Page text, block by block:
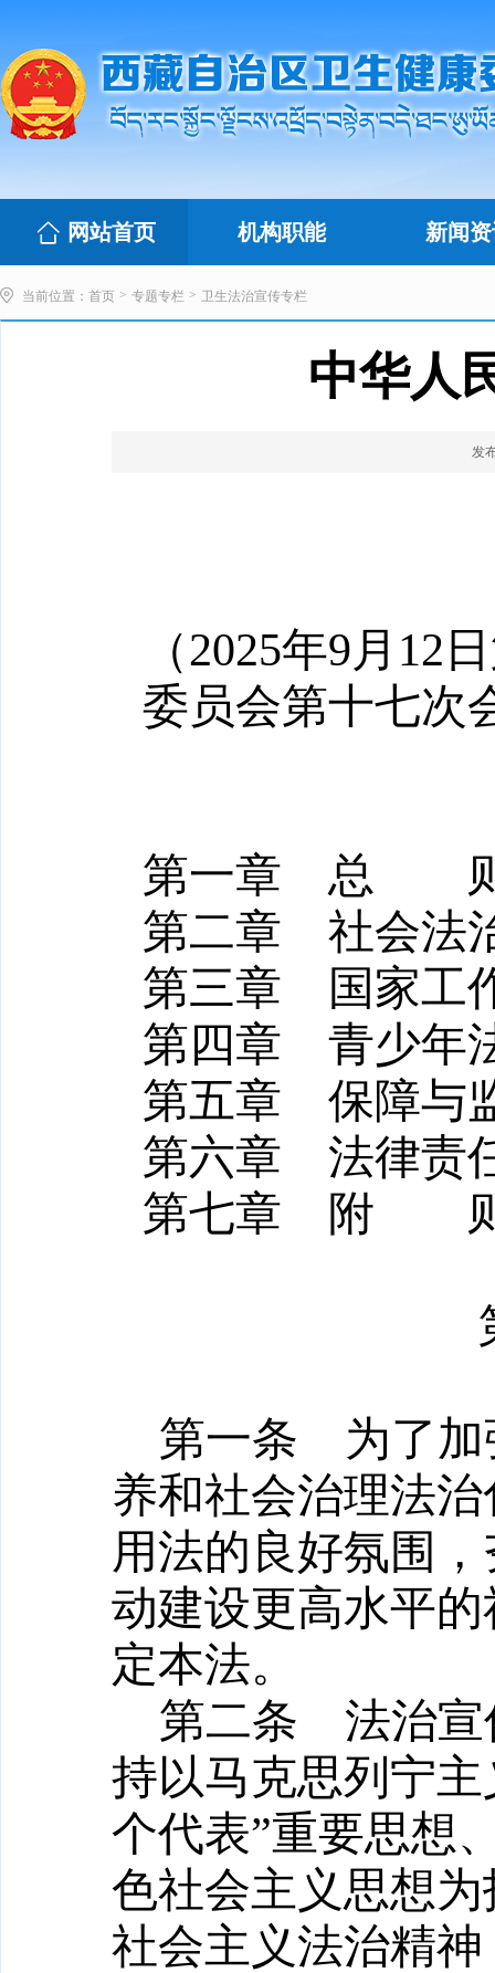
网站首页 机构职能 新闻
当前位置： 首页 > 专题专栏 > 卫生法治宣传专栏
中华人
发
（2025年9月 12
委员会第十七次
第一章 总
第二章 社会法
第三章 国家工
第四章 青少年
第五章 保障与
第六章 法律责
第七章 附
第一条 为了加
养和社会治理法
用法的良好氛围
动建设更高水平
定本法。
第二条 法治宣
持以马克思列宁
个代表”重要思想
色社会主义思想
社会主义法治精